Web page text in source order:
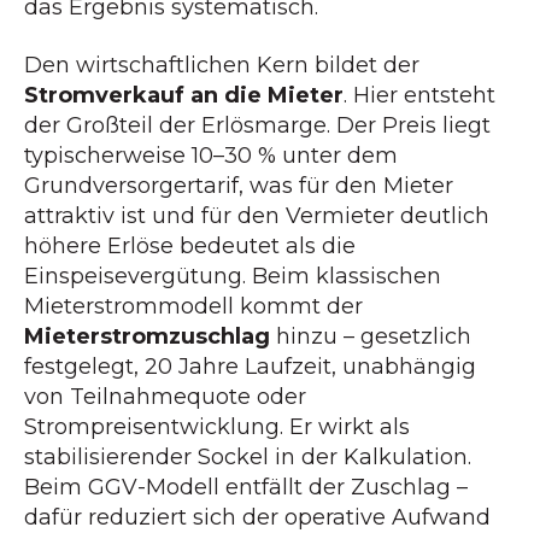
das Ergebnis systematisch.
Den wirtschaftlichen Kern bildet der
Stromverkauf an die Mieter. Hier entsteht
der Großteil der Erlösmarge. Der Preis liegt
typischerweise 10–30 % unter dem
Grundversorgertarif, was für den Mieter
attraktiv ist und für den Vermieter deutlich
höhere Erlöse bedeutet als die
Einspeisevergütung. Beim klassischen
Mieterstrommodell kommt der
Mieterstromzuschlag hinzu – gesetzlich
festgelegt, 20 Jahre Laufzeit, unabhängig
von Teilnahmequote oder
Strompreisentwicklung. Er wirkt als
stabilisierender Sockel in der Kalkulation.
Beim GGV-Modell entfällt der Zuschlag –
dafür reduziert sich der operative Aufwand